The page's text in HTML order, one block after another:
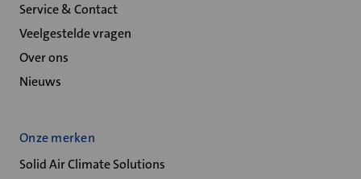
Service & Contact
Veelgestelde vragen
Over ons
Nieuws
Onze merken
Solid Air Climate Solutions